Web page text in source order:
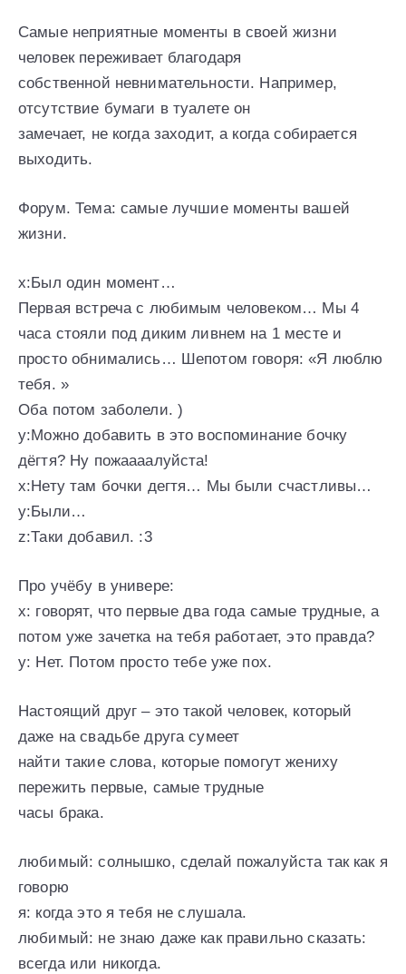
Самые неприятные моменты в своей жизни
человек переживает благодаря
собственной невнимательности. Например,
отсутствие бумаги в туалете он
замечает, не когда заходит, а когда собирается
выходить.
Форум. Тема: самые лучшие моменты вашей
жизни.
x:Был один момент…
Первая встреча с любимым человеком… Мы 4
часа стояли под диким ливнем на 1 месте и
просто обнимались… Шепотом говоря: «Я люблю
тебя. »
Оба потом заболели. )
y:Можно добавить в это воспоминание бочку
дёгтя? Ну пожаааалуйста!
x:Нету там бочки дегтя… Мы были счастливы…
y:Были…
z:Таки добавил. :3
Про учёбу в универе:
х: говорят, что первые два года самые трудные, а
потом уже зачетка на тебя работает, это правда?
у: Нет. Потом просто тебе уже пох.
Настоящий друг – это такой человек, который
даже на свадьбе друга сумеет
найти такие слова, которые помогут жениху
пережить первые, самые трудные
часы брака.
любимый: солнышко, сделай пожалуйста так как я
говорю
я: когда это я тебя не слушала.
любимый: не знаю даже как правильно сказать:
всегда или никогда.